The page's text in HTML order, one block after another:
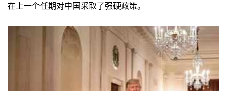
在上一个任期对中国采取了强硬政策。